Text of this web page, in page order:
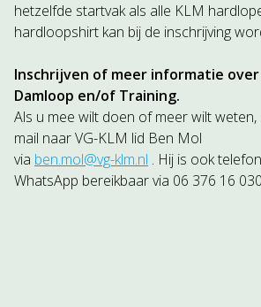
hetzelfde startvak als alle KLM
hardloopshirt kan bij de inschrijving
Inschrijven of meer informatie
Damloop en/of Training.
Als u mee wilt doen of meer wilt
mail naar VG-KLM lid Ben Mol
via ben.mol@vg-klm.nl . Hij is ook
WhatsApp bereikbaar via 06 376 16